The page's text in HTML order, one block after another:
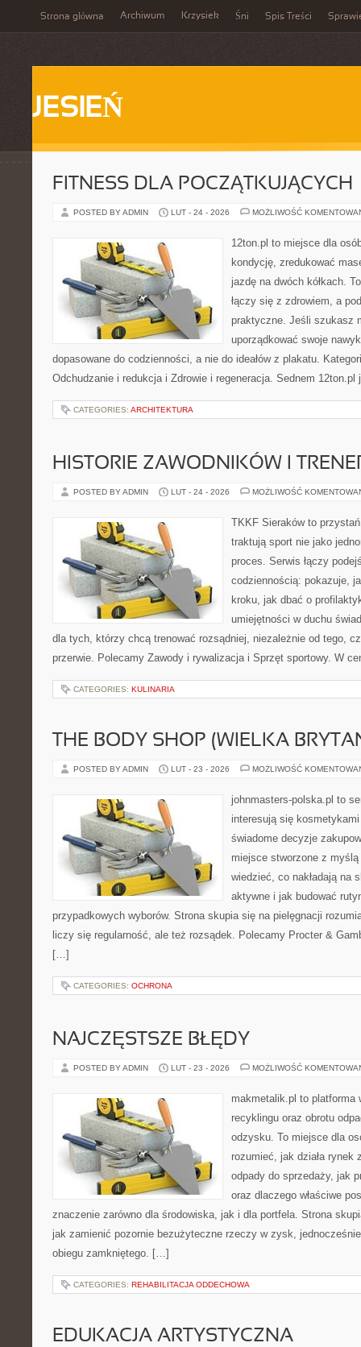
Strona główna Archiwum Krzysiek Śni Spis Treści
JESIEŃ
FITNESS DLA POCZĄTKUJĄCYCH
POSTED BY ADMIN LUT - 24 - 2026 MOŻLIWOŚĆ
12ton.pl to miejsce dla
kondycję, zredukować
jazdę na dwóch kółkach.
łączy się z zdrowiem, a
praktyczne. Jeśli szukasz
uporządkować swoje
dopasowane do codzienności, a nie do ideałów z plakatu.
Odchudzanie i redukcja i Zdrowie i regeneracja. Sednem
CATEGORIES: ARCHITEKTURA
HISTORIE ZAWODNIKÓW I
POSTED BY ADMIN LUT - 24 - 2026 MOŻLIWOŚĆ
TKKF Sieraków to
traktują sport nie jako
proces. Serwis łączy
codziennością: pokazuje,
kroku, jak dbać o
umiejętności w duchu
dla tych, którzy chcą trenować rozsądniej, niezależnie od tego,
przerwie. Polecamy Zawody i rywalizacja i Sprzęt sportowy. W
CATEGORIES: KULINARIA
THE BODY SHOP (WIELKA
POSTED BY ADMIN LUT - 23 - 2026 MOŻLIWOŚĆ
johnmasters-polska.pl to
interesują się
świadome decyzje
miejsce stworzone z
wiedzieć, co nakładają na
aktywne i jak budować
przypadkowych wyborów. Strona skupia się na pielęgnacji
liczy się regularność, ale też rozsądek. Polecamy Procter &
[…]
CATEGORIES: OCHRONA
NAJCZĘSTSZE BŁĘDY
POSTED BY ADMIN LUT - 23 - 2026 MOŻLIWOŚĆ
makmetalik.pl to platforma
recyklingu oraz obrotu
odzysku. To miejsce dla
rozumieć, jak działa rynek
odpady do sprzedaży, jak
oraz dlaczego właściwe
znaczenie zarówno dla środowiska, jak i dla portfela. Strona
jak zamienić pozornie bezużyteczne rzeczy w zysk,
obiegu zamkniętego. […]
CATEGORIES: REHABILITACJA ODDECHOWA
EDUKACJA ARTYSTYCZNA